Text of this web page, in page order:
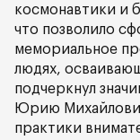
космонавтики и
что позволило
мемориальное
людях,
подчеркнул
Юрию
практики